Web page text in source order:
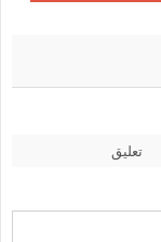
تعليق